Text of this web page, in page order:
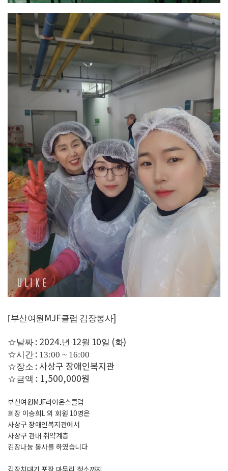
[부산여원 MJF클럽 김장봉사]
☆날짜 : 2024.년 12월 10일 (화)
☆시간 : 13:00 ~ 16:00
☆장소 : 사상구 장애인복지관
☆금액 : 1,500,000원
부산여원MJF라이온스클럽
회장 이승희L 외 회원 10명은
사상구 장애인복지관에서
사상구 관내 취약계층
김장나눔 봉사를 하였습니다
김장치대기,포장,마무리 청소까지